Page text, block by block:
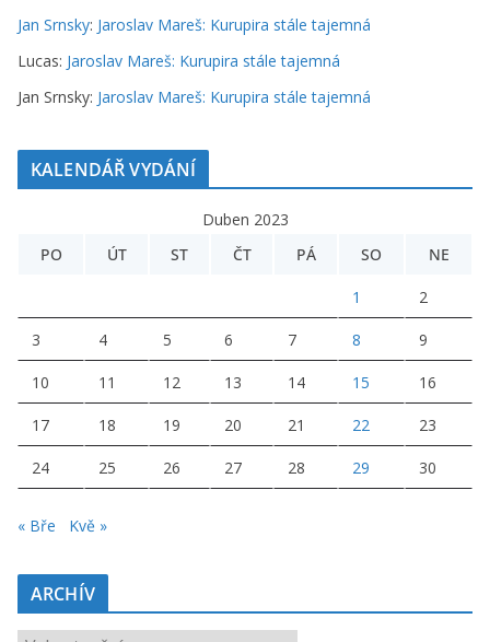
Jan Srnsky: Jaroslav Mareš: Kurupira stále tajemná
Lucas: Jaroslav Mareš: Kurupira stále tajemná
Jan Srnsky: Jaroslav Mareš: Kurupira stále tajemná
KALENDÁŘ VYDÁNÍ
Duben 2023
PO
ÚT ST ČT PÁ SO NE
1 2
3 4 5 6 7 8 9
10 11 12 13 14 15 16
17 18 19 20 21 22 23
24 25 26 27 28 29 30
« Bře Kvě »
ARCHÍV